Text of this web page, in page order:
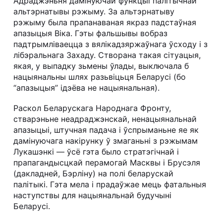
альтэрнатывы рэжыму. За альтэрнатыву
рэжыму была прапанаваная якраз падстаўная
апазыцыя Віка. Гэты фальшывы вобраз
падтрымліваецца з вялікадзяржаўнага ўсходу і з
лібэральнага Захаду. Створана такая сітуацыя,
якая, у выпадку зьмены ўлады, выключала б
нацыянальны шлях разьвіцьця Беларусі (бо
“апазыцыя” ідэёва не нацыянальная).
Раскол Беларускага Народнага Фронту,
стварэньне неадраджэнскай, ненацыянальнай
апазыцыі, штучная падача і ўспрыманьне яе як
дамінуючага накірунку ў змаганьні з рэжымам
Лукашэнкі — ўсё гэта было стратэгічнай і
прапагандысцкай перамогай Масквы і Брусэля
(дакладней, Бэрліну) на полі беларускай
палітыкі. Гэта мела і прадаўжае мець фатальныя
наступствы для нацыянальнай будучыні
Беларусі.